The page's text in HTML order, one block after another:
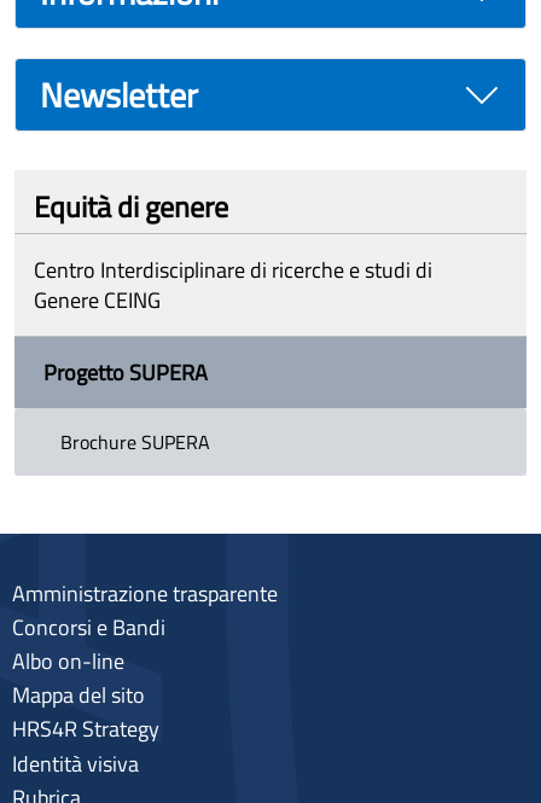
Newsletter
Equità di genere
Centro Interdisciplinare di ricerche e studi di
Genere CEING
Progetto SUPERA
Brochure SUPERA
Amministrazione trasparente
Concorsi e Bandi
Albo on-line
Mappa del sito
HRS4R Strategy
Identità visiva